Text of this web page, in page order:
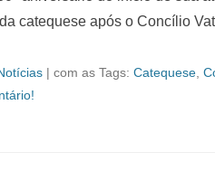
catequese após o Concílio
| com as Tags: Catequese